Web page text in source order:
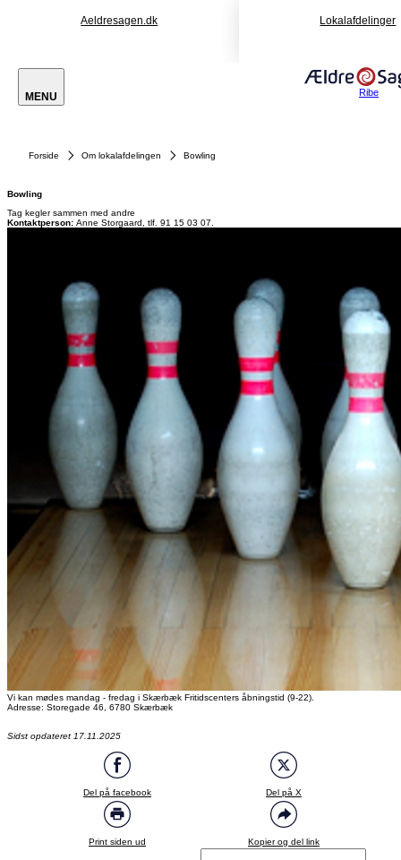
Aeldresagen.dk Lokalafdelinger
MENU Ribe
Forside Om lokalafdelingen Bowling
Bowling
Tag kegler sammen med andre
Kontaktperson: Anne Storgaard, tlf. 91 15 03 07.
Vi kan mødes mandag - fredag i Skærbæk Fritidscenters åbningstid (9-22).
Adresse: Storegade 46, 6780 Skærbæk
Sidst opdateret 17.11.2025
Del på facebook Del på X
Print siden ud Kopier og del link